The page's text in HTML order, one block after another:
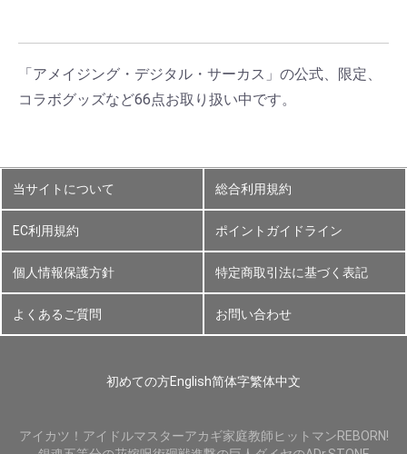
「アメイジング・デジタル・サーカス」の公式、限定、
コラボグッズなど66点お取り扱い中です。
当サイトについて 総合利用規約
EC利用規約 ポイントガイドライン
個人情報保護方針 特定商取引法に基づく表記
よくあるご質問 お問い合わせ
初めての方English简体字繁体中文
アイカツ！ アイドルマスターアカギ家庭教師ヒットマンREBORN!